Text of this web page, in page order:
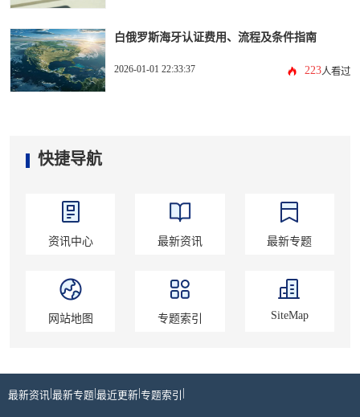
白俄罗斯海牙认证费用、流程及条件指南
2026-01-01 22:33:37 223人看过
快捷导航
资讯中心 最新资讯 最新专题
网站地图 专题索引 SiteMap
最新资讯 最新专题 最近更新 专题索引